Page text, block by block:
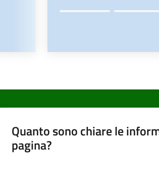
Quanto sono chiare le
pagina?